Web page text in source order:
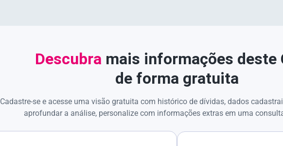
Descubra mais informações deste
de forma gratuita
Cadastre-se e acesse uma visão gratuita com histórico de dívidas, dados
aprofundar a análise, personalize com informações extras em uma